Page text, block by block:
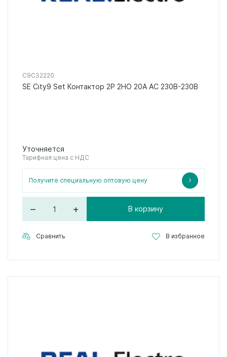
C9C32220
SE City9 Set Контактор 2P 2НО 20A AC 230В-230В
Уточняется
Тарифная цена с НДС
Получите специальную оптовую цену
– + В корзину
Сравнить В избранное